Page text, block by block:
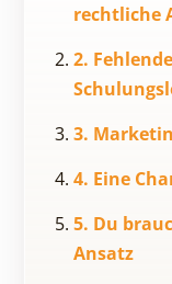
rechtliche
2.
3.
4. Eine
5. Du
Ansatz